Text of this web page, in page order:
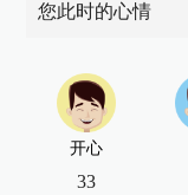
您此时的心情
开心
33